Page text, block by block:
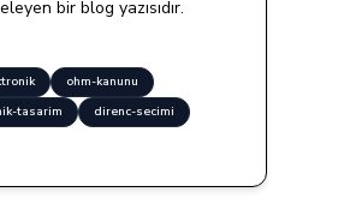
bir blog yazısıdır.
ohm-kanunu
tasarim
direnc-secimi